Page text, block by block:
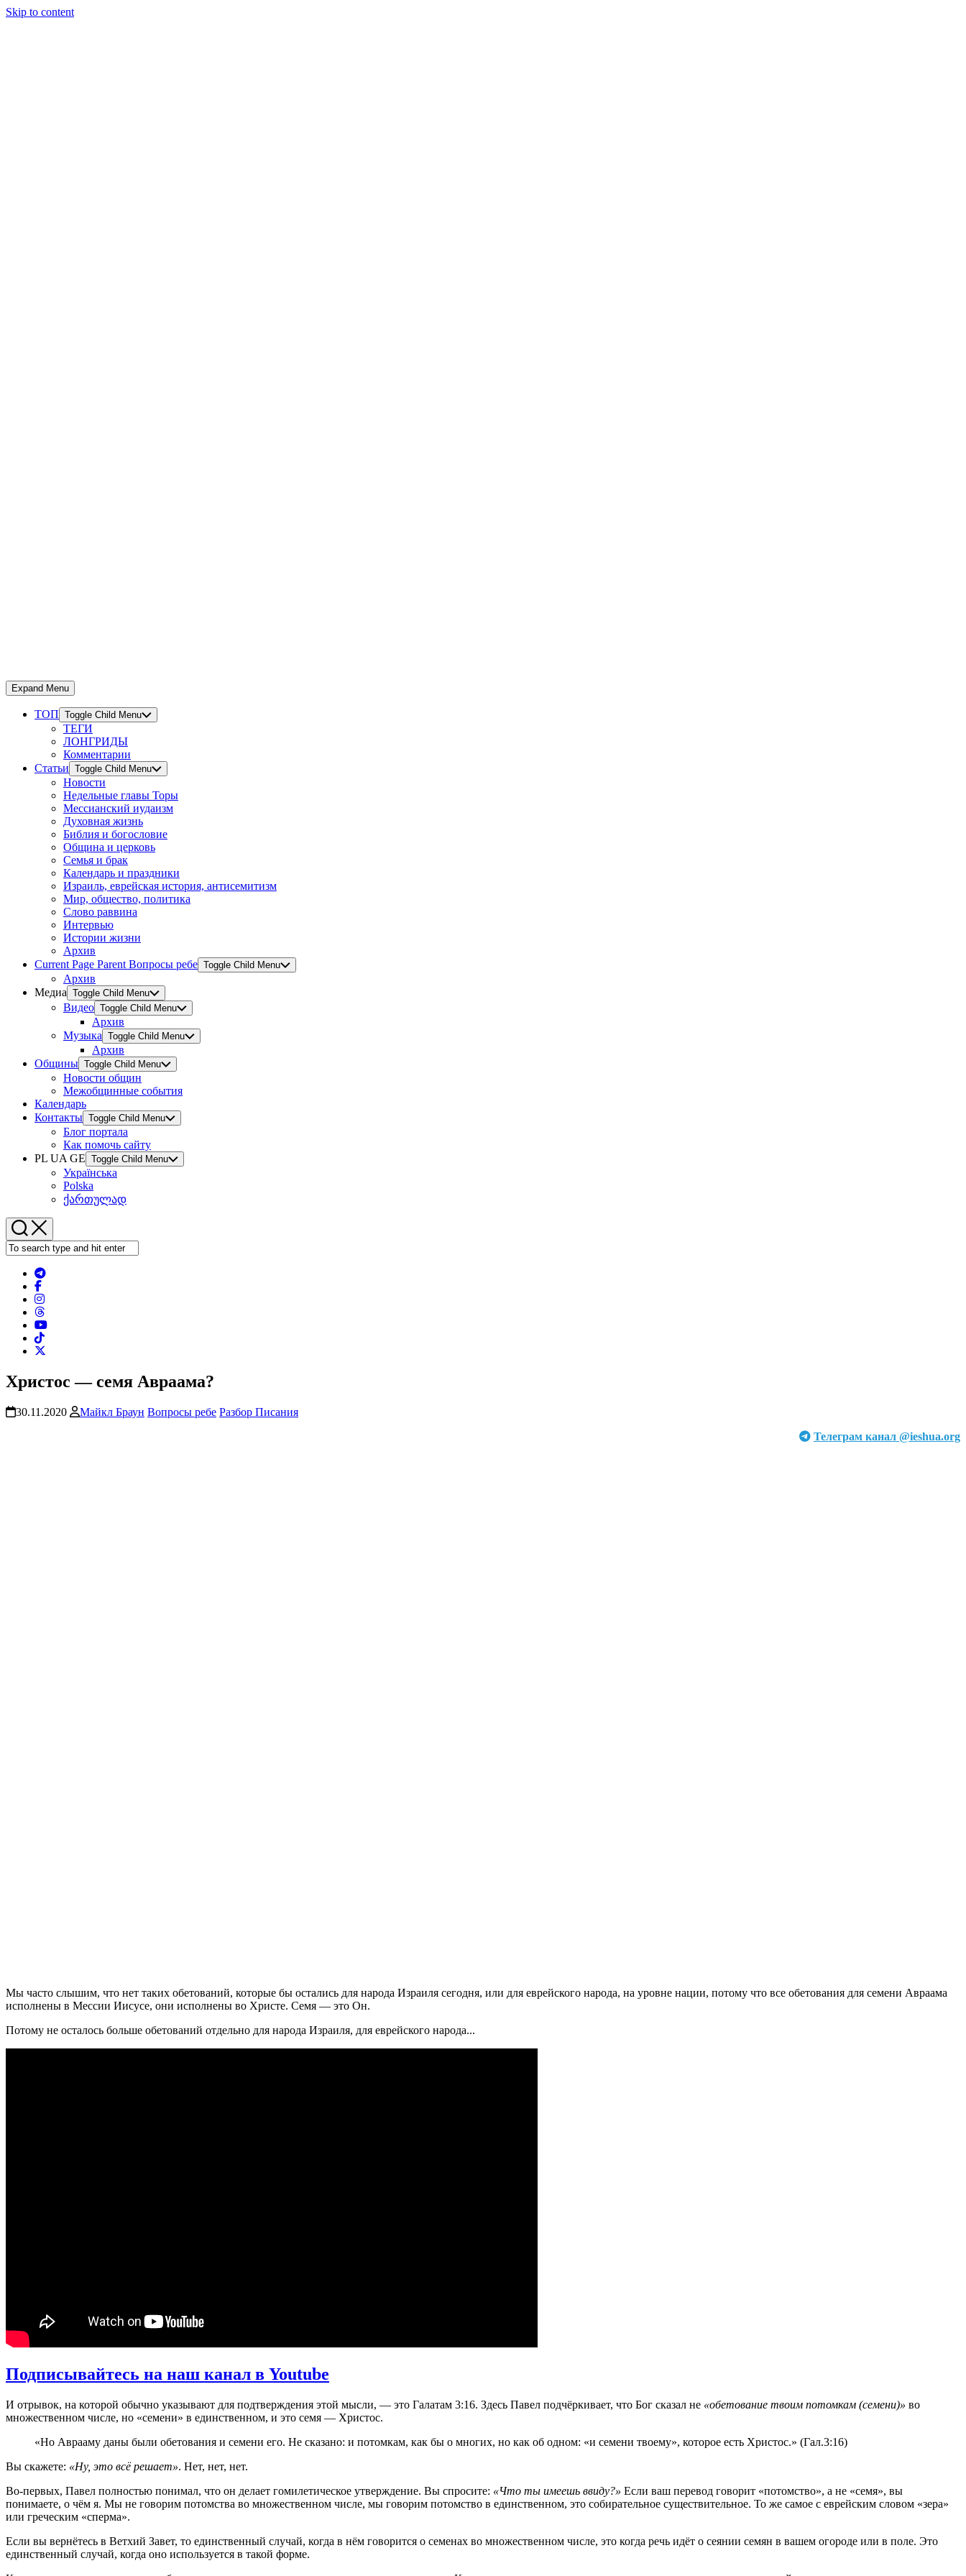
Skip to content
Expand Menu
ТОП Toggle Child Menu
ТЕГИ
ЛОНГРИДЫ
Комментарии
Статьи Toggle Child Menu
Новости
Недельные главы Торы
Мессианский иудаизм
Духовная жизнь
Библия и богословие
Община и церковь
Семья и брак
Календарь и праздники
Израиль, еврейская история, антисемитизм
Мир, общество, политика
Слово раввина
Интервью
Истории жизни
Архив
Current Page Parent Вопросы ребе Toggle Child Menu
Архив
Медиа Toggle Child Menu
Видео Toggle Child Menu
Архив
Музыка Toggle Child Menu
Архив
Общины Toggle Child Menu
Новости общин
Межобщинные события
Календарь
Контакты Toggle Child Menu
Блог портала
Как помочь сайту
PL UA GE Toggle Child Menu
Українська
Polska
ქართულად
Христос — семя Авраама?
30.11.2020 Майкл Браун Вопросы ребе Разбор Писания
Телеграм канал @ieshua.org
Мы часто слышим, что нет таких обетований, которые бы остались для народа Израиля сегодня, или для еврейского народа, на уровне нации, потому что все обетования для семени Авраама
исполнены в Мессии Иисусе, они исполнены во Христе. Семя — это Он.
Потому не осталось больше обетований отдельно для народа Израиля, для еврейского народа...
Подписывайтесь на наш канал в Youtube
И отрывок, на которой обычно указывают для подтверждения этой мысли, — это Галатам 3:16. Здесь Павел подчёркивает, что Бог сказал не «обетование твоим потомкам (семени)» во
множественном числе, но «семени» в единственном, и это семя — Христос.
«Но Аврааму даны были обетования и семени его. Не сказано: и потомкам, как бы о многих, но как об одном: «и семени твоему», которое есть Христос.» (Гал.3:16)
Вы скажете: «Ну, это всё решает». Нет, нет, нет.
Во-первых, Павел полностью понимал, что он делает гомилетическое утверждение. Вы спросите: «Что ты имеешь ввиду?» Если ваш перевод говорит «потомство», а не «семя», вы
понимаете, о чём я. Мы не говорим потомства во множественном числе, мы говорим потомство в единственном, это собирательное существительное. То же самое с еврейским словом «зера»
или греческим «сперма».
Если вы вернётесь в Ветхий Завет, то единственный случай, когда в нём говорится о семенах во множественном числе, это когда речь идёт о сеянии семян в вашем огороде или в поле. Это
единственный случай, когда оно используется в такой форме.